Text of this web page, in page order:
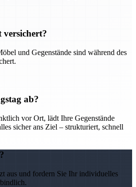
versichert?
und Gegenstände sind während des
ab?
vor Ort, lädt Ihre Gegenstände
sicher ans Ziel – strukturiert, schnell
aus und fordern Sie Ihr individuelles